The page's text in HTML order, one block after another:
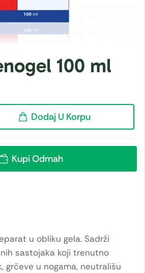
100 ml
Dodaj U Korpu
Kupi Odmah
u obliku gela. Sadrži
sastojaka koji trenutno
grčeve u nogama, neutrališu